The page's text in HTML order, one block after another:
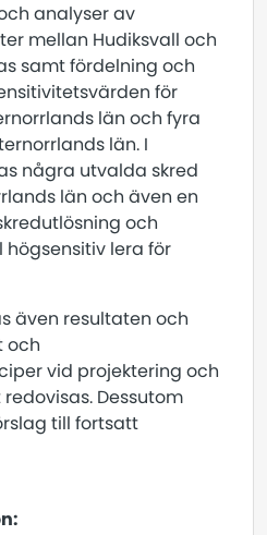
analyser av
mellan Hudiksvall och
samt fördelning och
för
län och fyra
län. I
några utvalda skred
län och även en
och
lera för
även resultaten och
och
vid projektering och
Dessutom
till fortsatt